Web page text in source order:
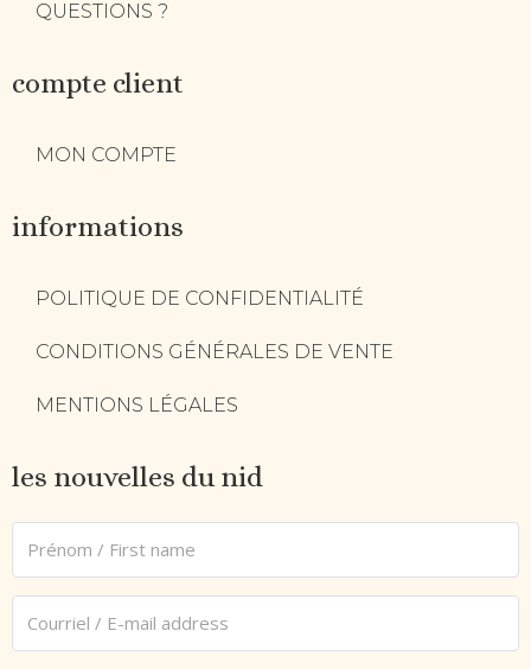
QUESTIONS ?
compte client
MON COMPTE
informations
POLITIQUE DE CONFIDENTIALITÉ
CONDITIONS GÉNÉRALES DE VENTE
MENTIONS LÉGALES
les nouvelles du nid